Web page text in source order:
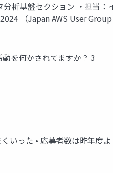
析基盤セクション ・担当：
（Japan AWS User
を何かされてますか？ 3
いった • 応募者数は昨年度